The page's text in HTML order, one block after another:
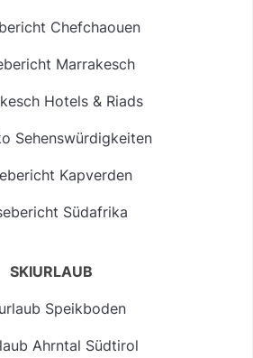
Chefchaouen
Marrakesch
Hotels & Riads
Sehenswürdigkeiten
Kapverden
Südafrika
SKIURLAUB
Speikboden
Ahrntal Südtirol